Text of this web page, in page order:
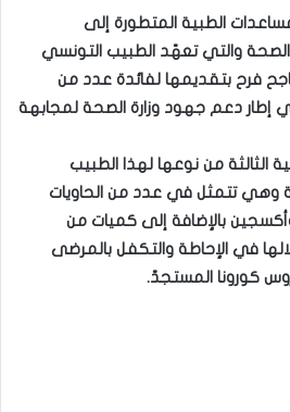
الطبية المتطورة إلى
الصحة والتي تعهّد الطبيب التونسي
فرح بتقديمها لفائدة عدد من
إطار دعم جهود وزارة الصحة لمجابهة
الثالثة من نوعها لهذا الطبيب
وهي تتمثل في عدد من الحاويات
بالإضافة إلى كميات من
في الإحاطة والتكفل بالمرضى
كورونا المستجدّ.